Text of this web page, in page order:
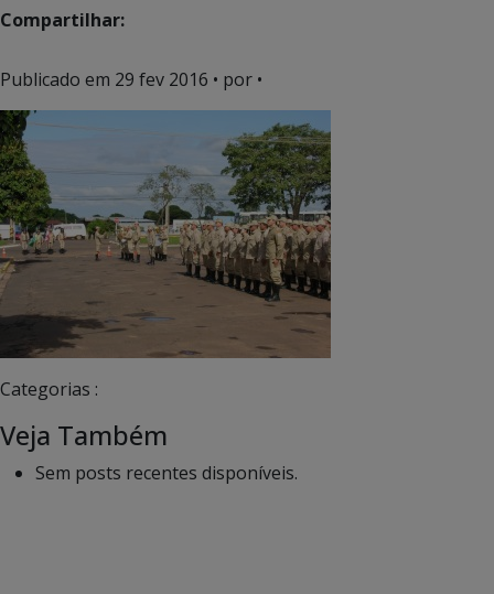
Compartilhar:
Publicado em 29 fev 2016 • por •
Categorias :
Veja Também
Sem posts recentes disponíveis.